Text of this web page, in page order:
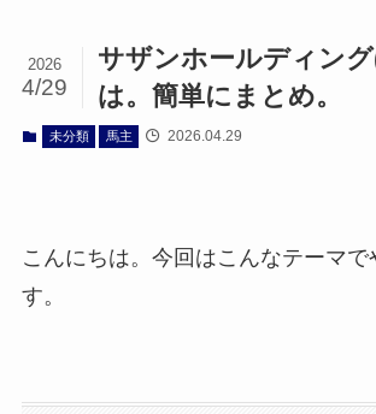
サザンホールディング
は。簡単にまとめ。
2026
4/29
未分類 馬主 2026.04.29
こんにちは。今回はこんなテーマで
す。